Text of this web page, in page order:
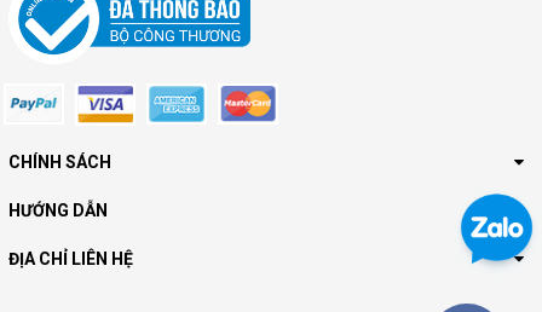
CHÍNH SÁCH
HƯỚNG DẪN
ĐỊA CHỈ LIÊN HỆ